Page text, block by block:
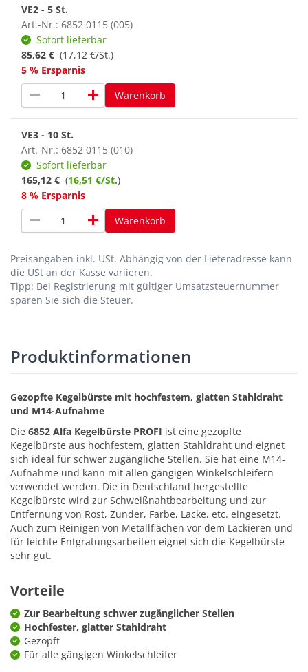
VE2 - 5 St.
Art.-Nr.: 6852 0115 (005)
Sofort lieferbar
85,62 € (17,12 €/St.)
5 % Ersparnis
remove add Warenkorb
VE3 - 10 St.
Art.-Nr.: 6852 0115 (010)
Sofort lieferbar
165,12 € (16,51 €/St.)
8 % Ersparnis
remove add Warenkorb
Preisangaben inkl. USt. Abhängig von der Lieferadresse kann
die USt an der Kasse variieren.
Tipp: Bei Registrierung mit gültiger Umsatzsteuernummer
sparen Sie sich die Steuer.
Produktinformationen
Gezopfte Kegelbürste mit hochfestem, glatten Stahldraht
und M14-Aufnahme
Die 6852 Alfa Kegelbürste PROFI ist eine gezopfte
Kegelbürste aus hochfestem, glatten Stahldraht und eignet
sich ideal für schwer zugängliche Stellen. Sie hat eine M14-
Aufnahme und kann mit allen gängigen Winkelschleifern
verwendet werden. Die in Deutschland hergestellte
Kegelbürste wird zur Schweißnahtbearbeitung und zur
Entfernung von Rost, Zunder, Farbe, Lacke, etc. eingesetzt.
Auch zum Reinigen von Metallflächen vor dem Lackieren und
für leichte Entgratungsarbeiten eignet sich die Kegelbürste
sehr gut.
Vorteile
Zur Bearbeitung schwer zugänglicher Stellen
Hochfester, glatter Stahldraht
Gezopft
Für alle gängigen Winkelschleifer